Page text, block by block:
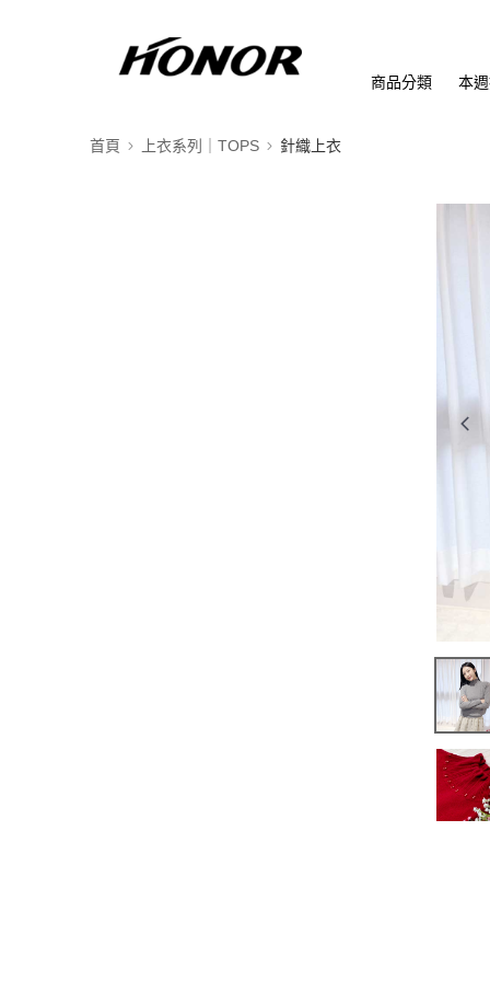
商品分類 本
首頁 上衣系列｜TOPS 針織上衣